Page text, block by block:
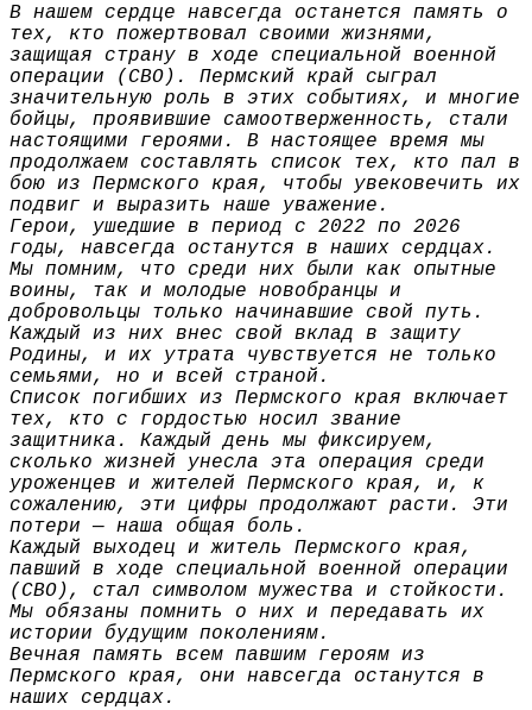
В нашем сердце навсегда останется память о
тех, кто пожертвовал своими жизнями,
защищая страну в ходе специальной военной
операции (СВО). Пермский край сыграл
значительную роль в этих событиях, и многие
бойцы, проявившие самоотверженность, стали
настоящими героями. В настоящее время мы
продолжаем составлять список тех, кто пал в
бою из Пермского края, чтобы увековечить их
подвиг и выразить наше уважение.
Герои, ушедшие в период с 2022 по 2026
годы, навсегда останутся в наших сердцах.
Мы помним, что среди них были как опытные
воины, так и молодые новобранцы и
добровольцы только начинавшие свой путь.
Каждый из них внес свой вклад в защиту
Родины, и их утрата чувствуется не только
семьями, но и всей страной.
Список погибших из Пермского края включает
тех, кто с гордостью носил звание
защитника. Каждый день мы фиксируем,
сколько жизней унесла эта операция среди
уроженцев и жителей Пермского края, и, к
сожалению, эти цифры продолжают расти. Эти
потери — наша общая боль.
Каждый выходец и житель Пермского края,
павший в ходе специальной военной операции
(СВО), стал символом мужества и стойкости.
Мы обязаны помнить о них и передавать их
истории будущим поколениям.
Вечная память всем павшим героям из
Пермского края, они навсегда останутся в
наших сердцах.